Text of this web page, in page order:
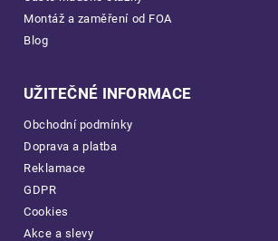
Montáž a zaměření od FOA
Blog
UŽITEČNÉ INFORMACE
Obchodní podmínky
Doprava a platba
Reklamace
GDPR
Cookies
Akce a slevy